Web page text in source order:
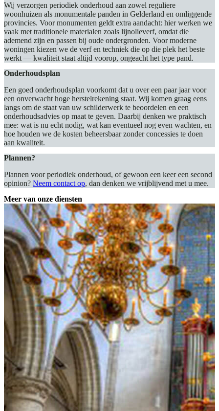
Wij verzorgen periodiek onderhoud aan zowel reguliere
woonhuizen als monumentale panden in Gelderland en omliggende
provincies. Voor monumenten geldt extra aandacht: hier werken we
vaak met traditionele materialen zoals lijnolieverf, omdat die
ademend zijn en passen bij oude ondergronden. Voor moderne
woningen kiezen we de verf en techniek die op die plek het beste
werkt — kwaliteit staat altijd voorop, ongeacht het type pand.
Onderhoudsplan
Een goed onderhoudsplan voorkomt dat u over een paar jaar voor
een onverwacht hoge herstelrekening staat. Wij komen graag eens
langs om de staat van uw schilderwerk te beoordelen en een
onderhoudsadvies op maat te geven. Daarbij denken we praktisch
mee: wat is nu echt nodig, wat kan eventueel nog even wachten, en
hoe houden we de kosten beheersbaar zonder concessies te doen
aan kwaliteit.
Plannen?
Plannen voor periodiek onderhoud, of gewoon een keer een second
opinion? Neem contact op, dan denken we vrijblijvend met u mee.
Meer van onze diensten